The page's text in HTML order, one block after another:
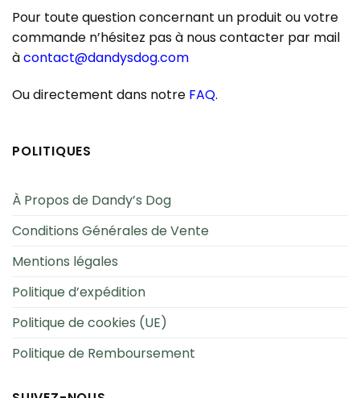
Pour toute question concernant un produit ou votre
commande n’hésitez pas à nous contacter par mail
àcontact@dandysdog.com
Ou directement dans notre FAQ.
POLITIQUES
À Propos de Dandy’s Dog
Conditions Générales de Vente
Mentions légales
Politique d’expédition
Politique de cookies (UE)
Politique de Remboursement